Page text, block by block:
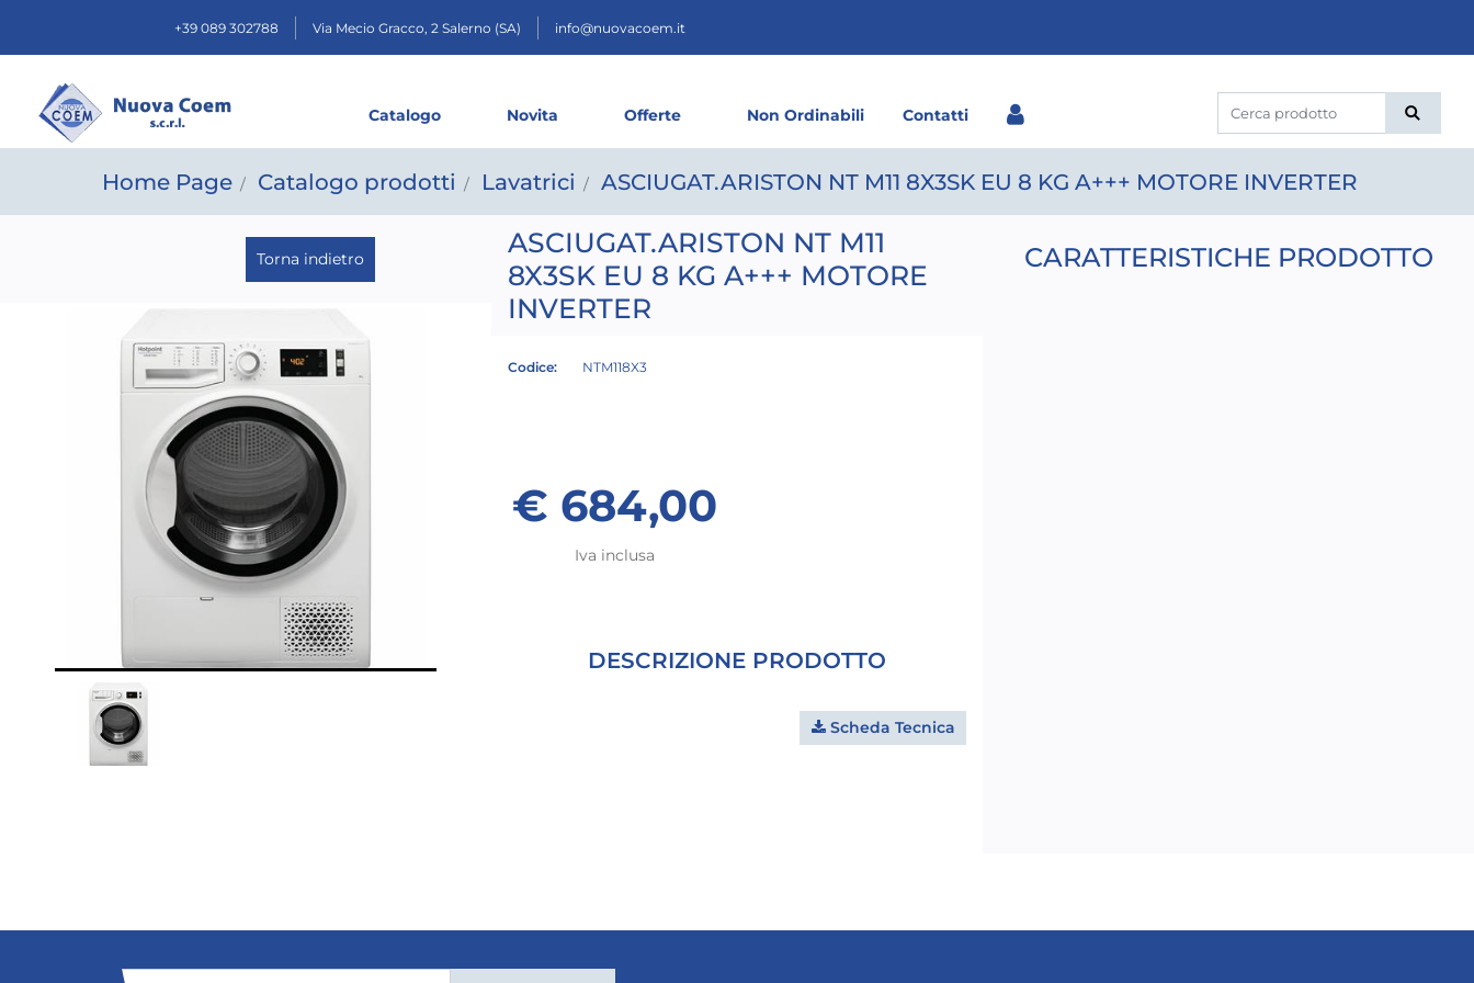
+39 089 302788 Via Mecio Gracco, 2 Salerno (SA) info@nuovacoem.it
Catalogo Novita Offerte Non Ordinabili Contatti
Home Page Catalogo prodotti Lavatrici ASCIUGAT.ARISTON NT M11 8X3SK EU 8 KG A+++ MOTORE INVERTER
Torna indietro
ASCIUGAT.ARISTON NT M11
8X3SK EU 8 KG A+++ MOTORE
INVERTER
Codice: NTM118X3
€ 684,00
Iva inclusa
DESCRIZIONE PRODOTTO
Scheda Tecnica
CARATTERISTICHE PRODOTTO